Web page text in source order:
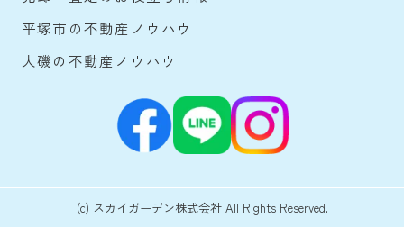
平塚市の不動産ノウハウ
大磯の不動産ノウハウ
(c) スカイガーデン株式会社 All Rights Reserved.